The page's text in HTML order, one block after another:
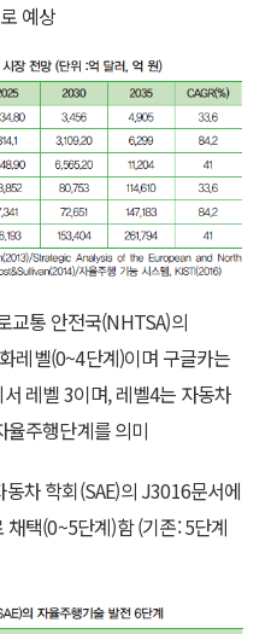
예상
교통 안전국(NHTSA)의
레벨(0~4단계)이며 구글카는
레벨 3이며, 레벨4는 자동차
주행단계를 의미
차 학회(SAE)의 J3016문서에
택(0~5단계)함 (기존: 5단계